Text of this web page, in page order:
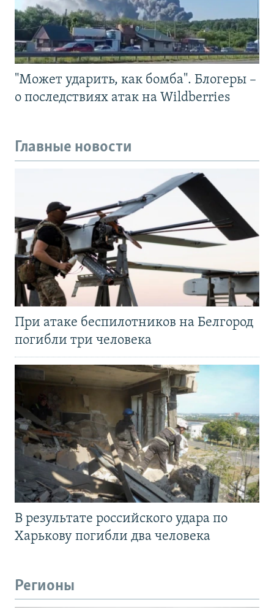
"Может ударить, как бомба". Блогеры –
о последствиях атак на Wildberries
Главные новости
При атаке беспилотников на Белгород
погибли три человека
В результате российского удара по
Харькову погибли два человека
Регионы